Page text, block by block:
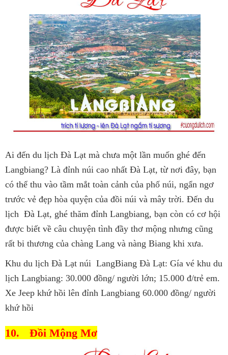
Ai đến du lịch Đà Lạt mà chưa một lần muốn ghé đến
Langbiang? Là đỉnh núi cao nhất Đà Lạt, từ nơi đây, bạn
có thể thu vào tầm mắt toàn cảnh của phố núi, ngẩn ngơ
trước vẻ đẹp hòa quyện của đồi núi và mây trời. Đến du
lịch Đà Lạt, ghé thăm đỉnh Langbiang, bạn còn có cơ hội
được biết về câu chuyện tình đầy thơ mộng nhưng cũng
rất bi thương của chàng Lang và nàng Biang khi xưa.
Khu du lịch Đà Lạt núi LangBiang Đà Lạt: Gía vé khu du
lịch Langbiang: 30.000 đồng/ người lớn; 15.000 đ/trẻ em.
Xe Jeep khứ hồi lên đỉnh Langbiang 60.000 đồng/ người
khứ hồi
10. Đồi Mộng Mơ